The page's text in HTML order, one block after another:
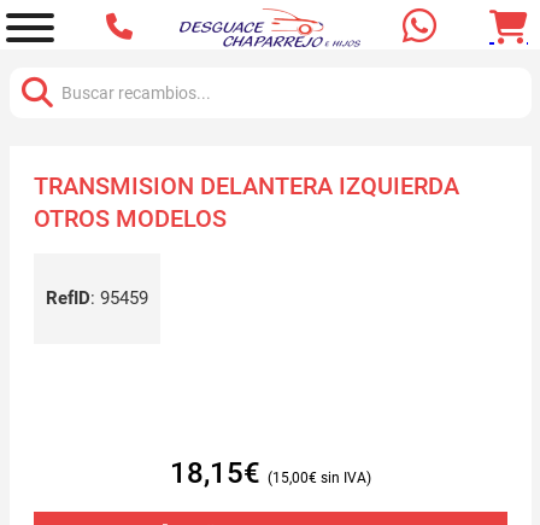
TRANSMISION DELANTERA IZQUIERDA
OTROS MODELOS
RefID: 95459
18,15€ 15,00€